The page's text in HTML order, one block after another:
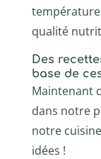
qualité
Des
base de
Maintenant
dans notre
notre
idées !